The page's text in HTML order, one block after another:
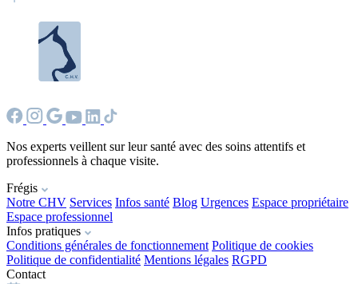
Nos experts veillent sur leur santé avec des soins attentifs et
professionnels à chaque visite.
Frégis
Notre CHV Services Infos santé Blog Urgences Espace propriétaire
Espace professionnel
Infos pratiques
Conditions générales de fonctionnement Politique de cookies
Politique de confidentialité Mentions légales RGPD
Contact